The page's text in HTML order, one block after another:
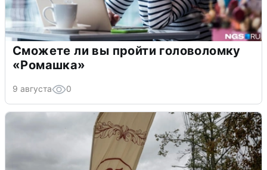
Сможете ли вы пройти головоломку
«Ромашка»
9 августа 0